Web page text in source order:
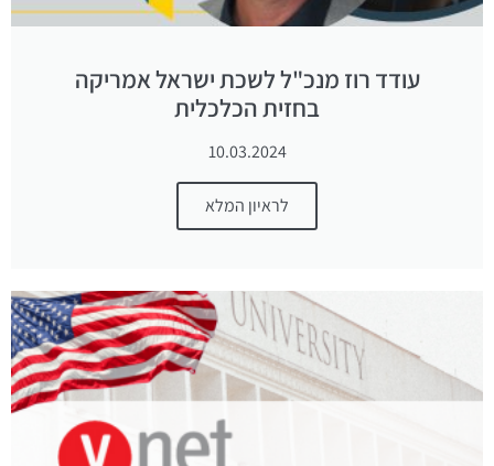
עודד רוז מנכ"ל לשכת ישראל אמריקה
בחזית הכלכלית
10.03.2024
לראיון המלא